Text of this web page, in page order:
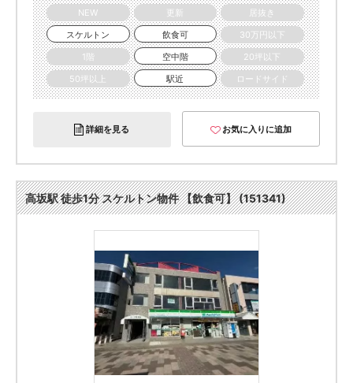
NEW
更新
居抜き
スケルトン
飲食可
30万円以下
1階
空中階
20坪以下
50坪以上
駅近 ロードサイド
詳細を見る お気に入りに追加
高坂駅 徒歩1分 スケルトン物件 【飲食可】 (151341)